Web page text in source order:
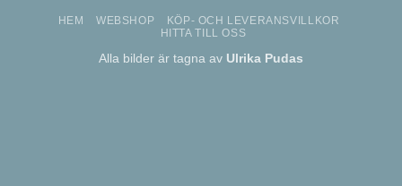
HEM WEBSHOP
KÖP- OCH LEVERANSVILLKOR
HITTA TILL OSS
Alla bilder är tagna av Ulrika Pudas